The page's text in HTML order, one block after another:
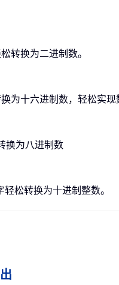
转换为二进制数。
为十六进制数，轻松实现
换为八进制数
松转换为十进制整数。